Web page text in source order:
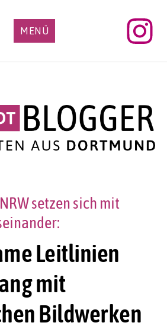
MENÜ
Leitlinien
mit
Bildwerken
setzen sich mit